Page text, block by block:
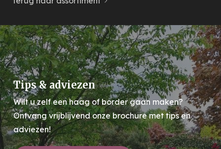
Tips & adviezen
Wilt u zelf een haag of border gaan maken?
Ontvang vrijblijvend onze brochure met tips en
adviezen!